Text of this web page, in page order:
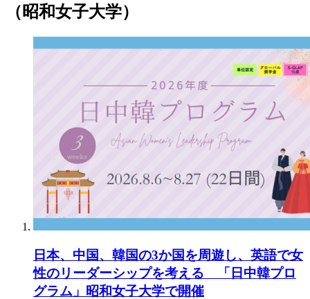
（昭和女子大学）
日本、中国、韓国の3か国を周遊し、英語で女
性のリーダーシップを考える 「日中韓プロ
グラム」昭和女子大学で開催